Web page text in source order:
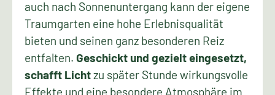
auch nach Sonnenuntergang kann der eigene
Traumgarten eine hohe Erlebnisqualität
bieten und seinen ganz besonderen Reiz
entfalten. Geschickt und gezielt eingesetzt,
schafft Lichtzu später Stunde wirkungsvolle
Effekte und eine besondere Atmosphäre im